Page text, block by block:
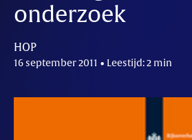
onderzoek
HOP
16 september 2011 • Leestijd: 2 min